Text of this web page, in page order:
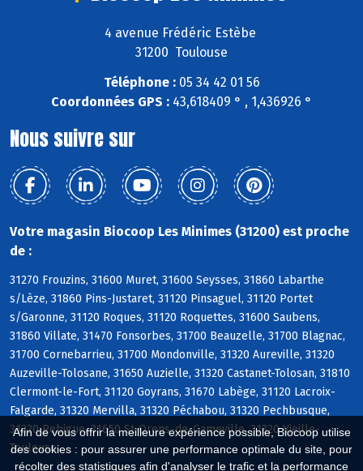
Afin de vous offrir la meilleure expérience possible, Biocoop utilise
des cookies : pour assurer une performance optimale du site, pour
récolter des statistiques afin d'analyser le trafic et la performance
4 avenue Frédéric Estèbe
31200 Toulouse
Téléphone :05 34 42 01 56
Coordonnées GPS : 43,618409 ° , 1,436926 °
Nous suivre sur
Votre magasin Biocoop Les Minimes (31200) est proche
de :
31270 Frouzins, 31600 Muret, 31600 Seysses, 31860 Labarthe
s/Lèze, 31860 Pins-Justaret, 31120 Pinsaguel, 31120 Portet
s/Garonne, 31120 Roques, 31120 Roquettes, 31600 Saubens,
31860 Villate, 31470 Fonsorbes, 31700 Beauzelle, 31700 Blagnac,
31700 Cornebarrieu, 31700 Mondonville, 31320 Aureville, 31320
Auzeville-Tolosane, 31650 Auzielle, 31320 Castanet-Tolosan, 31810
Clermont-le-Fort, 31120 Goyrans, 31670 Labège, 31120 Lacroix-
Falgarde, 31320 Mervilla, 31320 Péchabou, 31320 Pechbusque,
31320 Rebigue, 31650 St-Orens-de-Gameville, 31320 Vieille-
Toulouse